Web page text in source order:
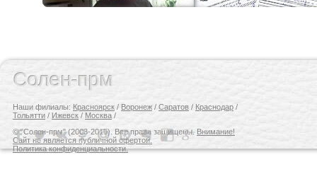
Солен-прм
Наши филиалы: Красноярск / Воронеж / Саратов / Краснодар /
Тольятти / Ижевск / Москва /
© "Солен-прм" (2003-2015). Все права защищены. Внимание!
Сайт не является публичной офертой.
Политика конфиденциальности.